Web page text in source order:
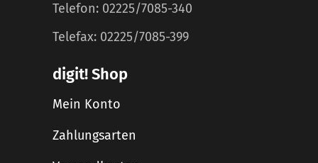
Telefon: 02225/7085-340
Telefax: 02225/7085-399
digit! Shop
Mein Konto
Zahlungsarten